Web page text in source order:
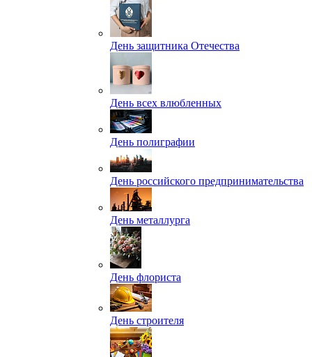
День защитника Отечества
День всех влюбленных
День полиграфии
День российского предпринимательства
День металлурга
День флориста
День строителя